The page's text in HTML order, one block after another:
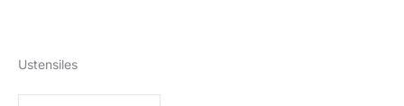
Ustensiles